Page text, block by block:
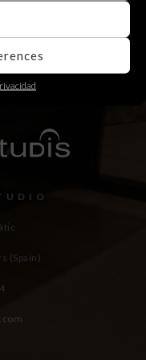
(Spain)